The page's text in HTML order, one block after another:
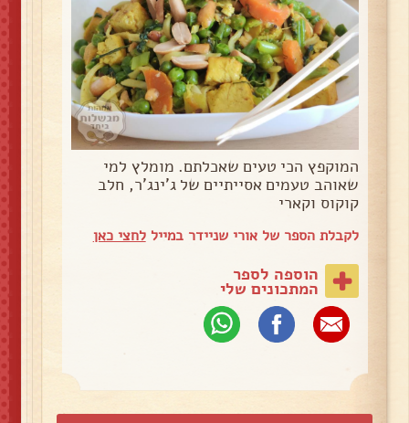
המוקפץ הכי טעים שאכלתם. מומלץ למי
שאוהב טעמים אסייתיים של ג'ינג'ר, חלב
קוקוס וקארי
לקבלת הספר של אורי שניידר במייללחצי כאן
הוספה לספר
המתכונים שלי